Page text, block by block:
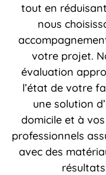
tout en
nous
votre projet.
évaluation
l’état de votre
une solution
domicile et à
professionnels
avec des